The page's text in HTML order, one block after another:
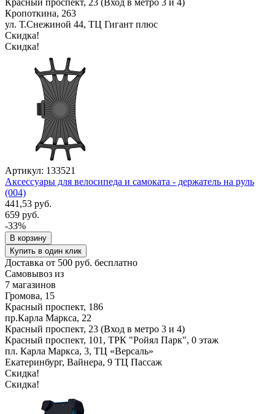
Кропоткина, 263
ул. Т.Снежиной 44, ТЦ Гигант плюс
Скидка!
Скидка!
Артикул: 133521
Аксессуары для велосипеда и самоката - держатель на руль
(004)
441,53 руб.
659 руб.
-33%
В корзину
Купить в один клик
Доставка от 500 руб. бесплатно
Самовывоз из
7 магазинов
Громова, 15
Красный проспект, 186
пр.Карла Маркса, 22
Красный проспект, 23 (Вход в метро 3 и 4)
Красный проспект, 101, ТРК "Ройял Парк", 0 этаж
пл. Карла Маркса, 3, ТЦ «Версаль»
Екатеринбург, Вайнера, 9 ТЦ Пассаж
Скидка!
Скидка!